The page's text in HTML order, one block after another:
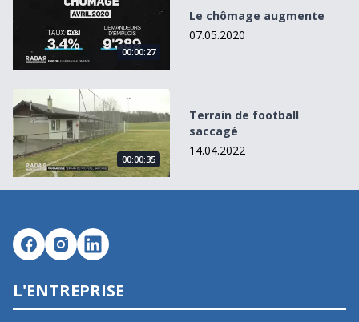
00:00:27
Le chômage augmente
07.05.2020
Terrain de football saccagé
00:00:35
Terrain de football
saccagé
14.04.2022
L'ENTREPRISE